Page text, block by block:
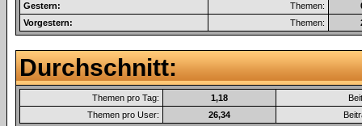
Gestern:
Themen:
Vorgestern:
Themen:
Durchschnitt:
Themen pro Tag: 1,18
Themen pro User:
26,34